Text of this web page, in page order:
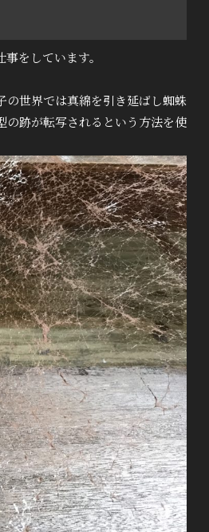
をしています。
の世界では真綿を引き延ばし蜘蛛
の跡が転写されるという方法を使